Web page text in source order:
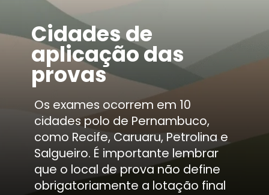
Os exames ocorrem em 10
cidades polo de Pernambuco,
como Recife, Caruaru, Petrolina e
Salgueiro. É importante lembrar
que o local de prova não define
obrigatoriamente a lotação final
Cidades de
aplicação das
provas